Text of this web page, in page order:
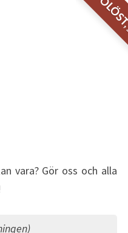
vara? Gör oss och alla